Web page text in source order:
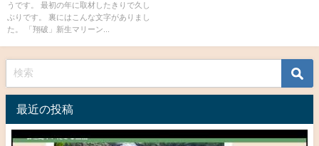
うです。 最初の年に取材したきりで久し
ぶりです。 裏にはこんな文字がありまし
た。 「翔破」新生マリーン...
最近の投稿